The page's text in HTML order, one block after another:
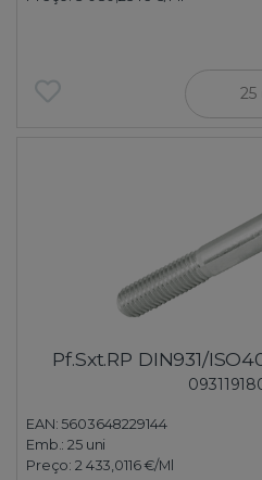
Pf.Sxt.RP DIN931/
EAN: 5603648229144
Emb.:25 uni
Preço: 2 433,0116 €/Ml